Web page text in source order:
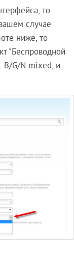
то
случае
ниже, то
"Беспроводной
B/G/N mixed, и